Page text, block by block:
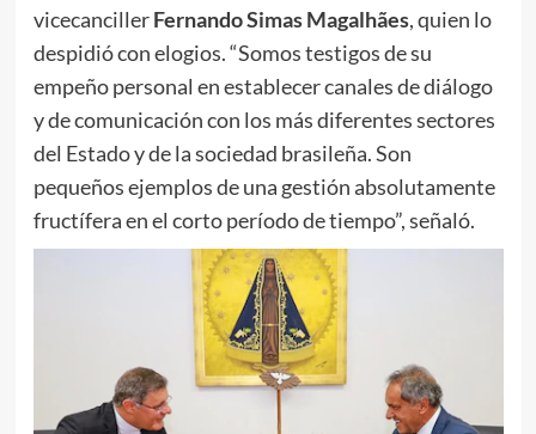
vicecancillerFernando Simas Magalhães, quien lo
despidió con elogios. “Somos testigos de su
empeño personal en establecer canales de diálogo
y de comunicación con los más diferentes sectores
del Estado y de la sociedad brasileña. Son
pequeños ejemplos de una gestión absolutamente
fructífera en el corto período de tiempo”, señaló.